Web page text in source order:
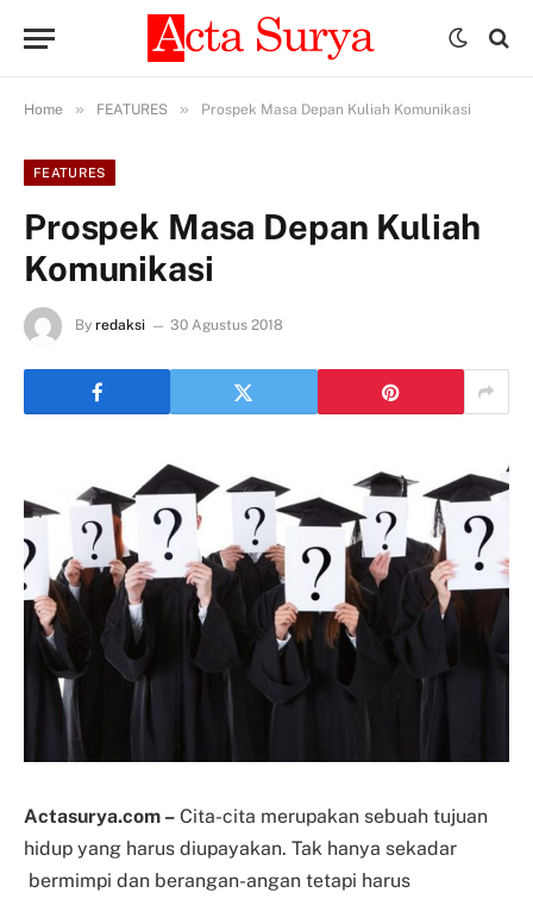
Home » FEATURES » Prospek Masa Depan Kuliah Komunikasi
FEATURES
Prospek Masa Depan Kuliah
Komunikasi
By redaksi 30 Agustus 2018
Actasurya.com – Cita-cita merupakan sebuah tujuan
hidup yang harus diupayakan. Tak hanya sekadar
bermimpi dan berangan-angan tetapi harus